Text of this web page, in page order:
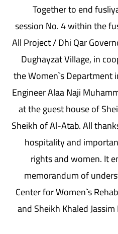
Together to end
session No. 4 within the
All Project / Dhi Qar
Dughayzat Village, in
the Women`s Department
Engineer Alaa Naji
at the guest house of
Sheikh of Al-Atab. All
hospitality and
rights and women. It
memorandum of
Center for Women`s
and Sheikh Khaled